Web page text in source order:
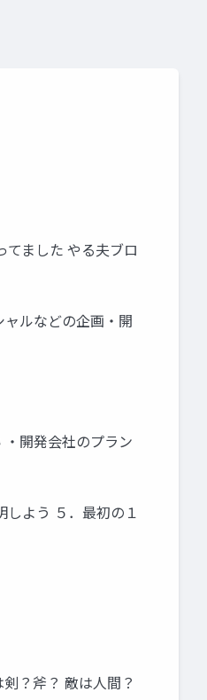
ました やる夫ブロ
ルなどの企画・開
開発会社のプラン
よう ５．最初の１
？斧？ 敵は人間？